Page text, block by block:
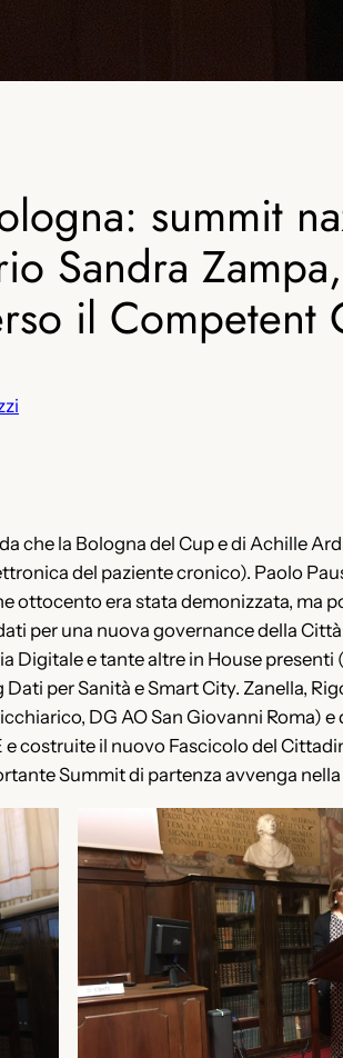
summit
Sandra
il Competent
che la Bologna del Cup e di Achille
del paziente cronico). Paolo
ottocento era stata demonizzata, ma
per una nuova governance della
Digitale e tante altre in House
per Sanità e Smart City. Zanella,
DG AO San Giovanni Roma)
costruite il nuovo Fascicolo del
Summit di partenza avvenga